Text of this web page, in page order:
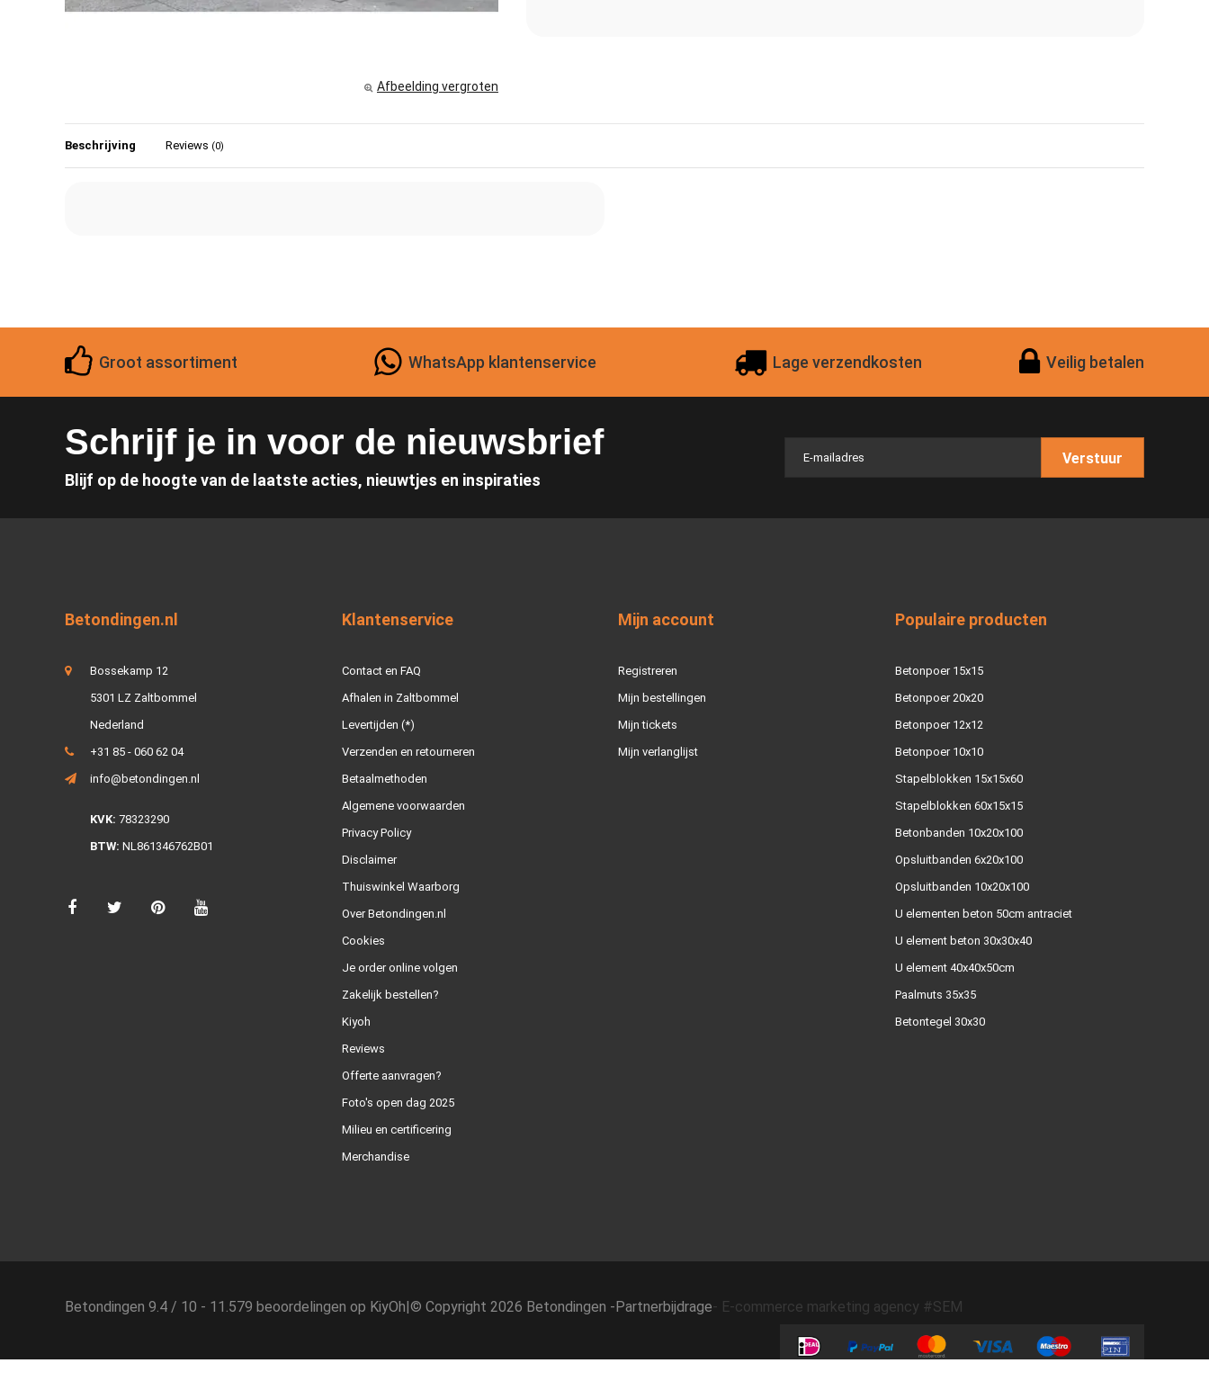
Afbeelding vergroten
Beschrijving Reviews (0)
Groot assortiment WhatsApp klantenservice Lage verzendkosten Veilig betalen
Schrijf je in voor de nieuwsbrief
Blijf op de hoogte van de laatste acties, nieuwtjes en inspiraties
Verstuur
Betondingen.nl
Bossekamp 12
5301 LZ Zaltbommel
Nederland
+31 85 - 060 62 04
info@betondingen.nl
KVK: 78323290
BTW: NL861346762B01
Klantenservice
Contact en FAQ
Afhalen in Zaltbommel
Levertijden (*)
Verzenden en retourneren
Betaalmethoden
Algemene voorwaarden
Privacy Policy
Disclaimer
Thuiswinkel Waarborg
Over Betondingen.nl
Cookies
Je order online volgen
Zakelijk bestellen?
Kiyoh
Reviews
Offerte aanvragen?
Foto's open dag 2025
Milieu en certificering
Merchandise
Mijn account
Registreren
Mijn bestellingen
Mijn tickets
Mijn verlanglijst
Populaire producten
Betonpoer 15x15
Betonpoer 20x20
Betonpoer 12x12
Betonpoer 10x10
Stapelblokken 15x15x60
Stapelblokken 60x15x15
Betonbanden 10x20x100
Opsluitbanden 6x20x100
Opsluitbanden 10x20x100
U elementen beton 50cm antraciet
U element beton 30x30x40
U element 40x40x50cm
Paalmuts 35x35
Betontegel 30x30
Betondingen 9.4 / 10 - 11.579 beoordelingen op KiyOh|© Copyright 2026 Betondingen -Partnerbijdrage- E-commerce marketing agency #SEM